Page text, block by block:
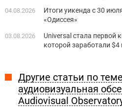
04.08.2026
Итоги уикенда с 30
«Одиссея»
03.08.2026
Universal стала первой
которой заработали $4
Другие статьи по
аудиовизуальная
Audiovisual